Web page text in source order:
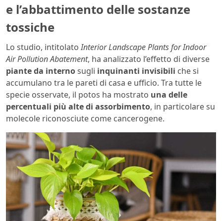
e l’abbattimento delle sostanze
tossiche
Lo studio, intitolatoInterior Landscape Plants for Indoor
Air Pollution Abatement, ha analizzato l’effetto di diverse
piante da internosugli inquinanti invisibili che si
accumulano tra le pareti di casa e ufficio. Tra tutte le
specie osservate, il potos ha mostrato una delle
percentuali più alte di assorbimento, in particolare su
molecole riconosciute come cancerogene.